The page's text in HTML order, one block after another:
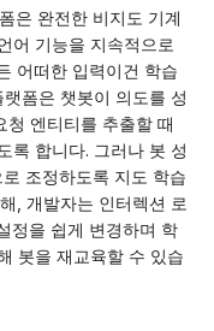
은 완전한 비지도 기계
어 기능을 지속적으로
어떠한 입력이건 학습
폼은 챗봇이 의도를 성
청 엔티티를 추출할 때
록 합니다. 그러나 봇 성
조정하도록 지도 학습
, 개발자는 인터렉션 로
정을 쉽게 변경하며 학
봇을 재교육할 수 있습